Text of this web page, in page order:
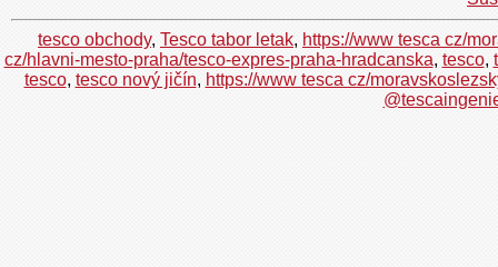
tesco obchody, Tesco tabor letak, https://www tesca cz/
cz/hlavni-mesto-praha/tesco-expres-praha-hradcanska, tesco,
tesco, tesco nový jičín, https://www tesca cz/